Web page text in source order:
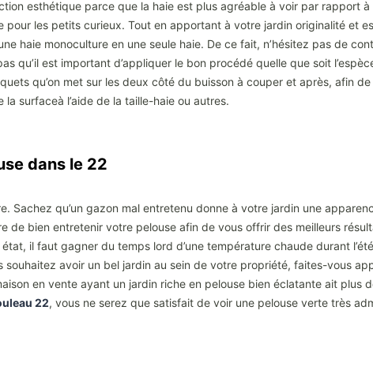
esthétique parce que la haie est plus agréable à voir par rapport à
les petits curieux. Tout en apportant à votre jardin originalité et
haie monoculture en une seule haie. De ce fait, n’hésitez pas de
qu’il est important d’appliquer le bon procédé quelle que soit
qu’on met sur les deux côté du buisson à couper et après, afin
surfaceà l’aide de la taille-haie ou autres.
dans le 22
Sachez qu’un gazon mal entretenu donne à votre jardin une
de bien entretenir votre pelouse afin de vous offrir des meilleurs
il faut gagner du temps lord d’une température chaude durant
avoir un bel jardin au sein de votre propriété, faites-vous
en vente ayant un jardin riche en pelouse bien éclatante ait plus
22, vous ne serez que satisfait de voir une pelouse verte très